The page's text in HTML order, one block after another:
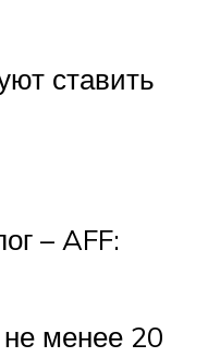
ставить
– AFF:
менее 20